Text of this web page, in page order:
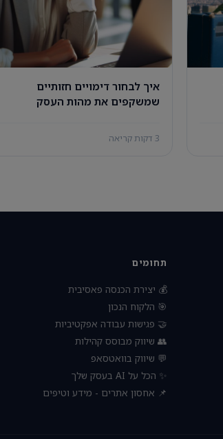
איך לבחור דימויים חזותיים
שמשקפים את מהות העסק
3 דקות קריאה
תחומים
💰 יצירת הכנסה פאסיבית
🎯 הלקוח הנכון
🤝 פגישות עבודה אפקטיביות
👥 שיווק מבוסס קהילות
💬 שיווק בוואטסאפ
✨ הכל על AI בעסק שלך
📌 אחסון אתרים - מידע וטיפים